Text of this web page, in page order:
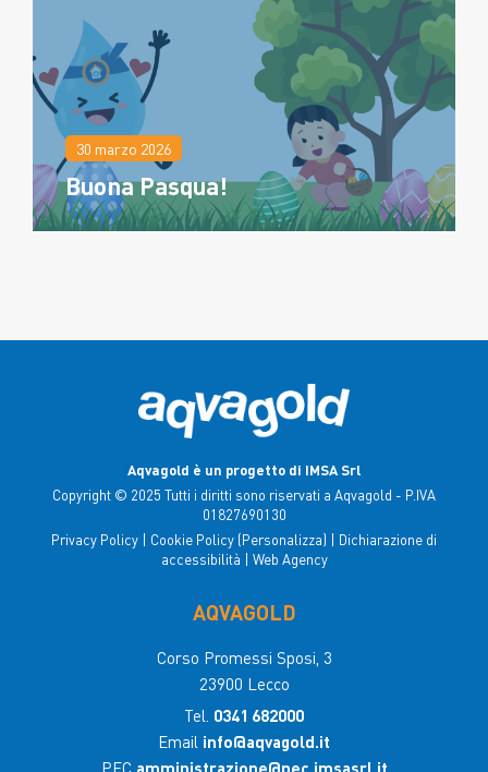
02 aprile 2026
30 marzo 2026
Buona Pasqua!
30 marzo 2026
Aqvagold è un progetto di IMSA Srl
Copyright © 2025 Tutti i diritti sono riservati a Aqvagold - P.IVA
01827690130
Privacy Policy | Cookie Policy (Personalizza) | Dichiarazione di
accessibilità | Web Agency
AQVAGOLD
Corso Promessi Sposi, 3
23900 Lecco
Tel. 0341 682000
Email info@aqvagold.it
PEC amministrazione@pec.imsasrl.it